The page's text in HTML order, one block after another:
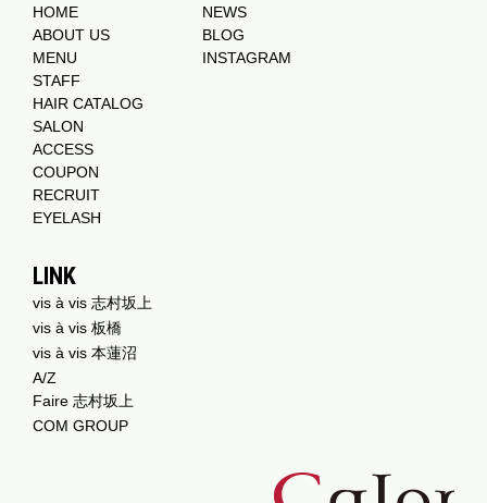
HOME
ABOUT US
MENU
STAFF
HAIR CATALOG
SALON
ACCESS
COUPON
RECRUIT
EYELASH
NEWS
BLOG
INSTAGRAM
LINK
vis à vis 志村坂上
vis à vis 板橋
vis à vis 本蓮沼
A/Z
Faire 志村坂上
COM GROUP